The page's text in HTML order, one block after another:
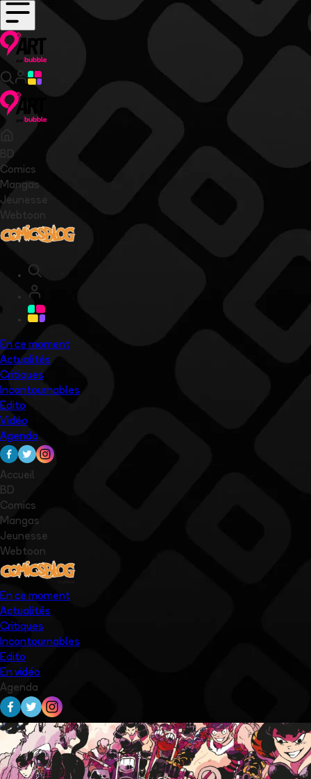
BD
Comics
Mangas
Jeunesse
Webtoon
En ce moment
Actualités
Critiques
Incontournables
Edito
Vidéo
Agenda
Accueil
BD
Comics
Mangas
Jeunesse
Webtoon
En ce moment
Actualités
Critiques
Incontournables
Edito
En vidéo
Agenda